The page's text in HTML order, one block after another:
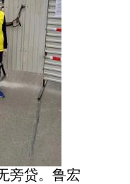
旁贷。鲁宏